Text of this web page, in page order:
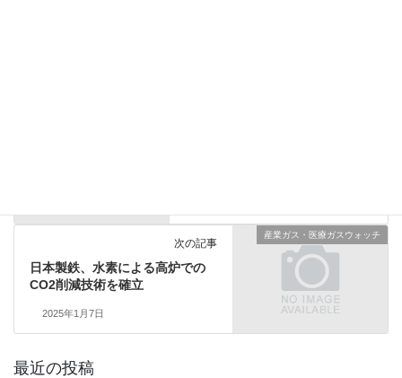
産業ガス・医療ガスウォッチ
次の記事
日本製鉄、水素による高炉での
CO2削減技術を確立
2025年1月7日
最近の投稿